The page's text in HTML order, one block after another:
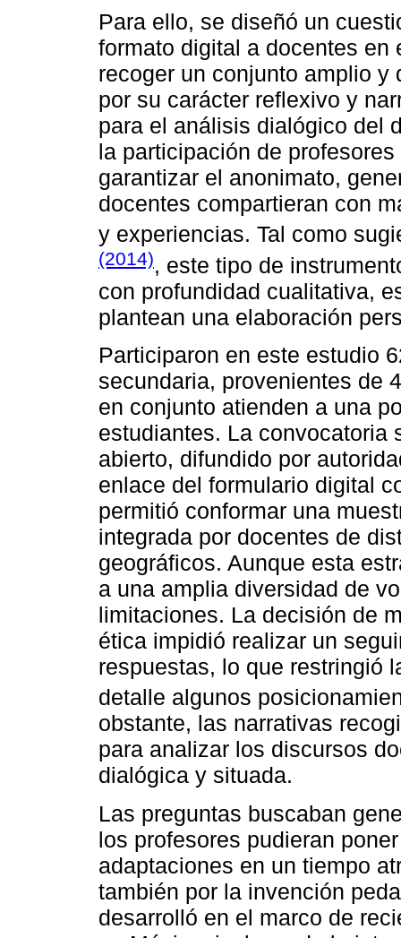
Para ello, se diseñó un
formato digital a docentes
recoger un conjunto amplio
por su carácter reflexivo y
para el análisis dialógico del
la participación de
garantizar el anonimato,
docentes compartieran con
y experiencias. Tal como
(2014), este tipo de
con profundidad cualitativa,
plantean una elaboración
Participaron en este estudio
secundaria, provenientes de
en conjunto atienden a una
estudiantes. La convocatoria
abierto, difundido por
enlace del formulario digital
permitió conformar una
integrada por docentes de
geográficos. Aunque esta
a una amplia diversidad de
limitaciones. La decisión de
ética impidió realizar un
respuestas, lo que restringió
detalle algunos
obstante, las narrativas
para analizar los discursos
dialógica y situada.
Las preguntas buscaban
los profesores pudieran
adaptaciones en un tiempo
también por la invención
desarrolló en el marco de